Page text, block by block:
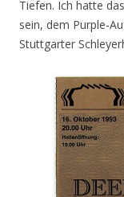
Tiefen. Ich hatte
sein, dem Purple-
Stuttgarter